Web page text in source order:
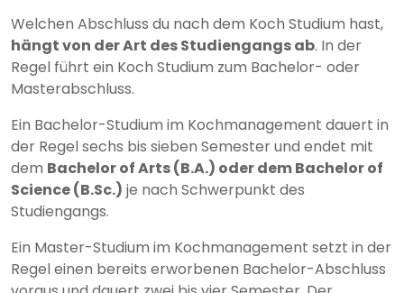
Welchen Abschluss du nach dem Koch Studium hast,
hängt von der Art des Studiengangs ab. In der
Regel führt ein Koch Studium zum Bachelor- oder
Masterabschluss.
Ein Bachelor-Studium im Kochmanagement dauert in
der Regel sechs bis sieben Semester und endet mit
dem Bachelor of Arts (B.A.) oder dem Bachelor of
Science (B.Sc.) je nach Schwerpunkt des
Studiengangs.
Ein Master-Studium im Kochmanagement setzt in der
Regel einen bereits erworbenen Bachelor-Abschluss